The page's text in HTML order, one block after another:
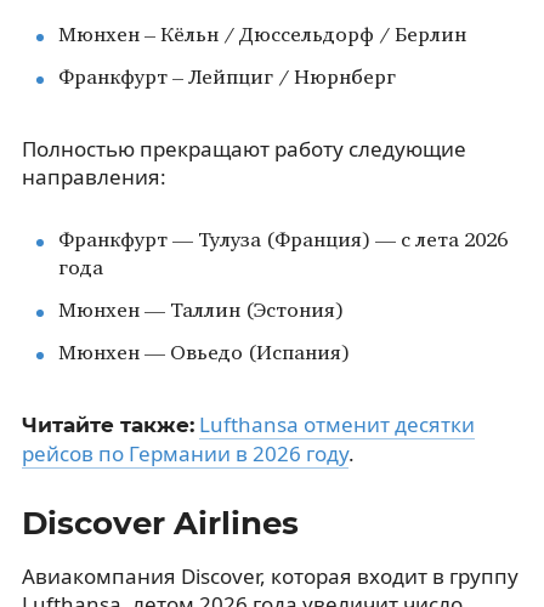
Мюнхен – Кёльн / Дюссельдорф / Берлин
Франкфурт – Лейпциг / Нюрнберг
Полностью прекращают работу следующие
направления:
Франкфурт — Тулуза (Франция) — с лета 2026
года
Мюнхен — Таллин (Эстония)
Мюнхен — Овьедо (Испания)
Читайте также: Lufthansa отменит десятки
рейсов по Германии в 2026 году.
Discover Airlines
Авиакомпания Discover, которая входит в группу